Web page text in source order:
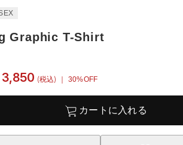
Graphic T-Shirt
3,850 (税込) ｜ 30%OFF
カートに入れる